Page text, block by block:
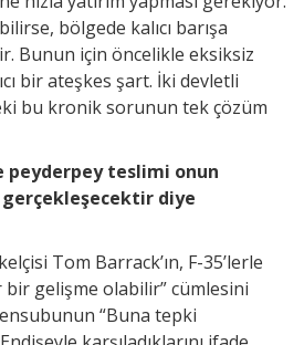
bölgede kalıcı barışa
Bunun için öncelikle eksiksiz
bir ateşkes şart. İki devletli
bu kronik sorunun tek çözüm
peyderpey teslimi onun
diye
Tom Barrack’ın, F-35’lerle
bir gelişme olabilir” cümlesini
“Buna tepki